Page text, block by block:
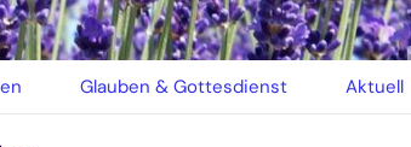
Glauben & Gottesdienst Aktuell